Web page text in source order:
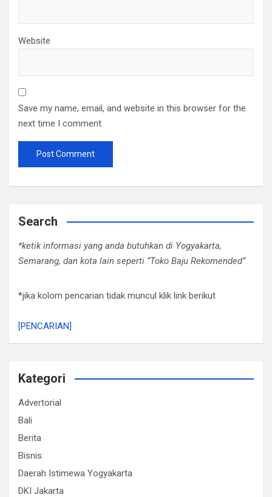
Website
Save my name, email, and website in this browser for the
next time I comment.
Search
*ketik informasi yang anda butuhkan di Yogyakarta,
Semarang, dan kota lain seperti “Toko Baju Rekomended”
*jika kolom pencarian tidak muncul klik link berikut
[PENCARIAN]
Kategori
Advertorial
Bali
Berita
Bisnis
Daerah Istimewa Yogyakarta
DKI Jakarta